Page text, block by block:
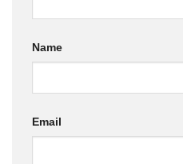
Name
Email